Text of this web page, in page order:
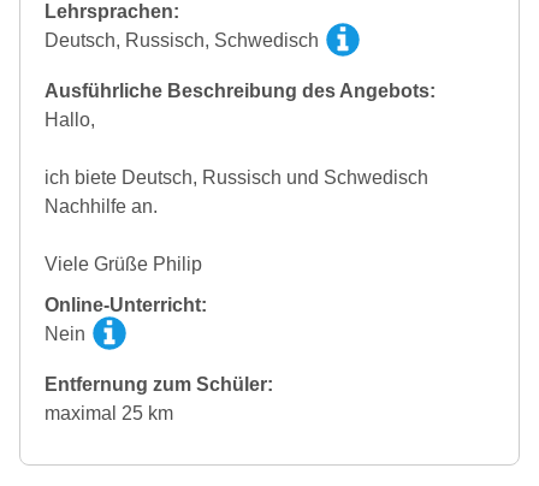
Lehrsprachen:
Deutsch, Russisch, Schwedisch
Ausführliche Beschreibung des Angebots:
Hallo,
ich biete Deutsch, Russisch und Schwedisch
Nachhilfe an.
Viele Grüße Philip
Online-Unterricht:
Nein
Entfernung zum Schüler:
maximal 25 km